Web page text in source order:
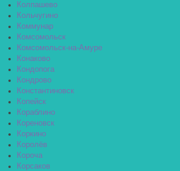
Колпашево
Кольчугино
Коммунар
Комсомольск
Комсомольск-на-Амуре
Конаково
Кондопога
Кондрово
Константиновск
Копейск
Кораблино
Кореновск
Коркино
Королёв
Короча
Корсаков